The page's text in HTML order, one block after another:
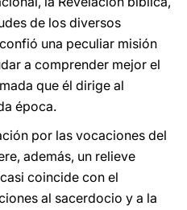
de los diversos
una peculiar misión
a comprender mejor el
que él dirige al
época.
por las vocaciones del
además, un relieve
coincide con el
al sacerdocio y a la